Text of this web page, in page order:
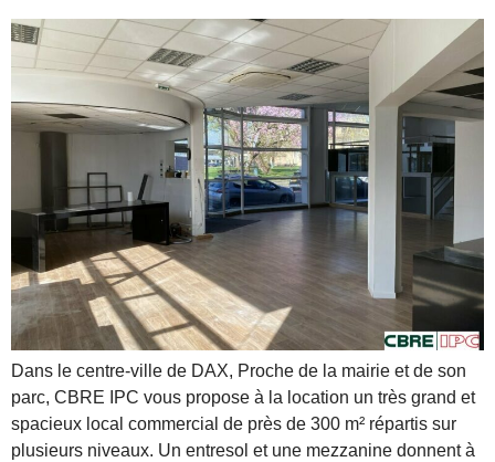
Dans le centre-ville de DAX, Proche de la mairie et de son
parc, CBRE IPC vous propose à la location un très grand et
spacieux local commercial de près de 300 m² répartis sur
plusieurs niveaux. Un entresol et une mezzanine donnent à